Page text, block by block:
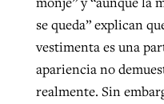
se queda” explican
vestimenta es una
apariencia no
realmente. Sin